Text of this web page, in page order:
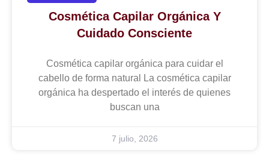
Cosmética Capilar Orgánica Y
Cuidado Consciente
Cosmética capilar orgánica para cuidar el
cabello de forma natural La cosmética capilar
orgánica ha despertado el interés de quienes
buscan una
7 julio, 2026